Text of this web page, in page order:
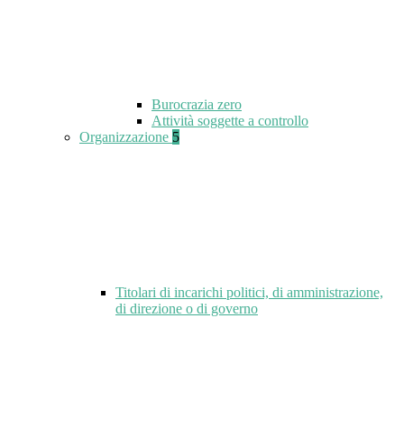
Burocrazia zero
Attività soggette a controllo
Organizzazione 5
Titolari di incarichi politici, di amministrazione,
di direzione o di governo